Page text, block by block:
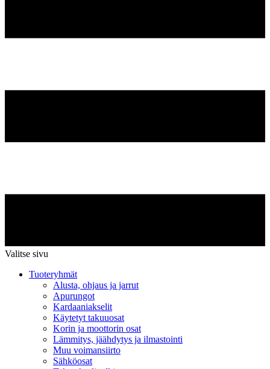
Valitse sivu
Tuoteryhmät
Alusta, ohjaus ja jarrut
Apurungot
Kardaaniakselit
Käytetyt takuuosat
Korin ja moottorin osat
Lämmitys, jäähdytys ja ilmastointi
Muu voimansiirto
Sähköosat